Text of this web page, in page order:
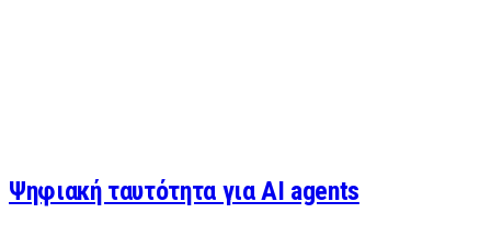
Ψηφιακή ταυτότητα για AI agents